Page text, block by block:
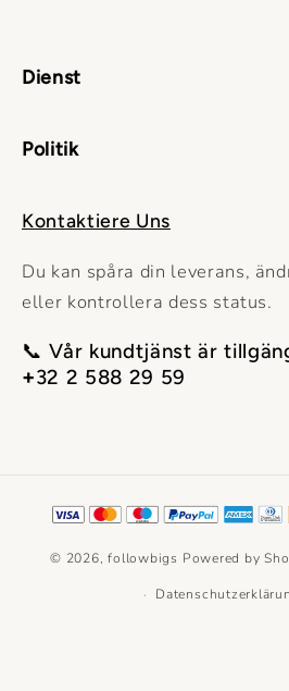
Dienst
Politik
Kontaktiere Uns
Du kan spåra din leverans,
eller kontrollera dess status.
📞 Vår kundtjänst är
+32 2 588 29 59
Zahlungsmethoden
© 2026,followbigs Powered by